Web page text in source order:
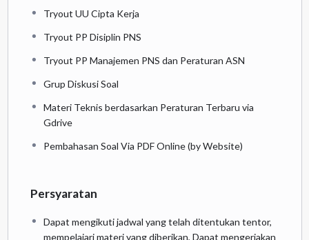
Tryout UU Cipta Kerja
Tryout PP Disiplin PNS
Tryout PP Manajemen PNS dan Peraturan ASN
Grup Diskusi Soal
Materi Teknis berdasarkan Peraturan Terbaru via
Gdrive
Pembahasan Soal Via PDF Online (by Website)
Persyaratan
Dapat mengikuti jadwal yang telah ditentukan tentor,
mempelajari materi yang diberikan, Dapat mengerjakan